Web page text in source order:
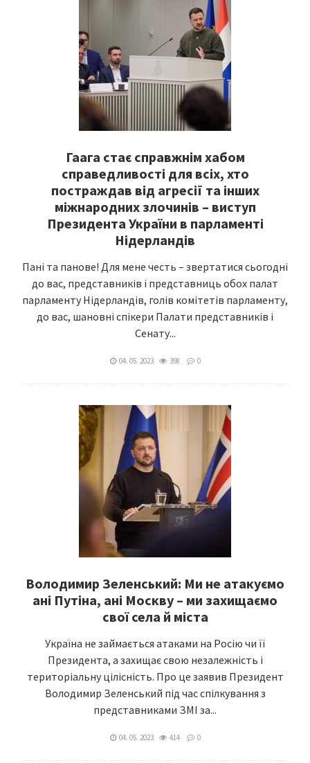
Гаага стає справжнім хабом
справедливості для всіх, хто
постраждав від агресії та інших
міжнародних злочинів – виступ
Президента України в парламенті
Нідерландів
Пані та панове! Для мене честь – звертатися сьогодні
до вас, представників і представниць обох палат
парламенту Нідерландів, голів комітетів парламенту,
до вас, шановні спікери Палати представників і
Сенату...
04. 05. 2023 398 0
Володимир Зеленський: Ми не атакуємо
ані Путіна, ані Москву – ми захищаємо
свої села й міста
Україна не займається атаками на Росію чи її
Президента, а захищає свою незалежність і
територіальну цілісність. Про це заявив Президент
Володимир Зеленський під час спілкування з
представниками ЗМІ за...
04. 05. 2023 414 0